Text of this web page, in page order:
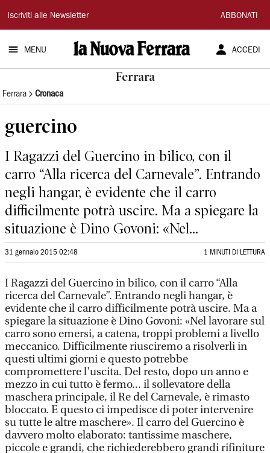
La
Nuova
Ferrara
Iscriviti alle Newsletter ABBONATI
MENU ACCEDI
Ferrara
Ferrara Cronaca
guercino
I Ragazzi del Guercino in bilico, con il
carro “Alla ricerca del Carnevale”. Entrando
negli hangar, è evidente che il carro
difficilmente potrà uscire. Ma a spiegare la
situazione è Dino Govoni: «Nel...
31 gennaio 2015 02:48 1 MINUTI DI LETTURA
I Ragazzi del Guercino in bilico, con il carro “Alla
ricerca del Carnevale”. Entrando negli hangar, è
evidente che il carro difficilmente potrà uscire. Ma a
spiegare la situazione è Dino Govoni: «Nel lavorare sul
carro sono emersi, a catena, troppi problemi a livello
meccanico. Difficilmente riusciremo a risolverli in
questi ultimi giorni e questo potrebbe
compromettere l'uscita. Del resto, dopo un anno e
mezzo in cui tutto è fermo... il sollevatore della
maschera principale, il Re del Carnevale, è rimasto
bloccato. E questo ci impedisce di poter intervenire
su tutte le altre maschere». Il carro del Guercino è
davvero molto elaborato: tantissime maschere,
piccole e grandi, che richiederebbero grandi rifiniture